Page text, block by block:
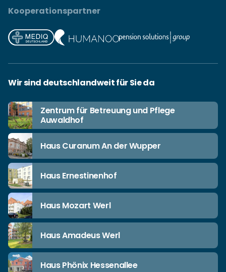
Kooperationspartner
Wir sind deutschlandweit für Sie da
Zentrum für Betreuung und Pflege
Auwaldhof
Haus Curanum An der Wupper
Haus Ernestinenhof
Haus Mozart Werl
Haus Amadeus Werl
Haus Phönix Hessenallee